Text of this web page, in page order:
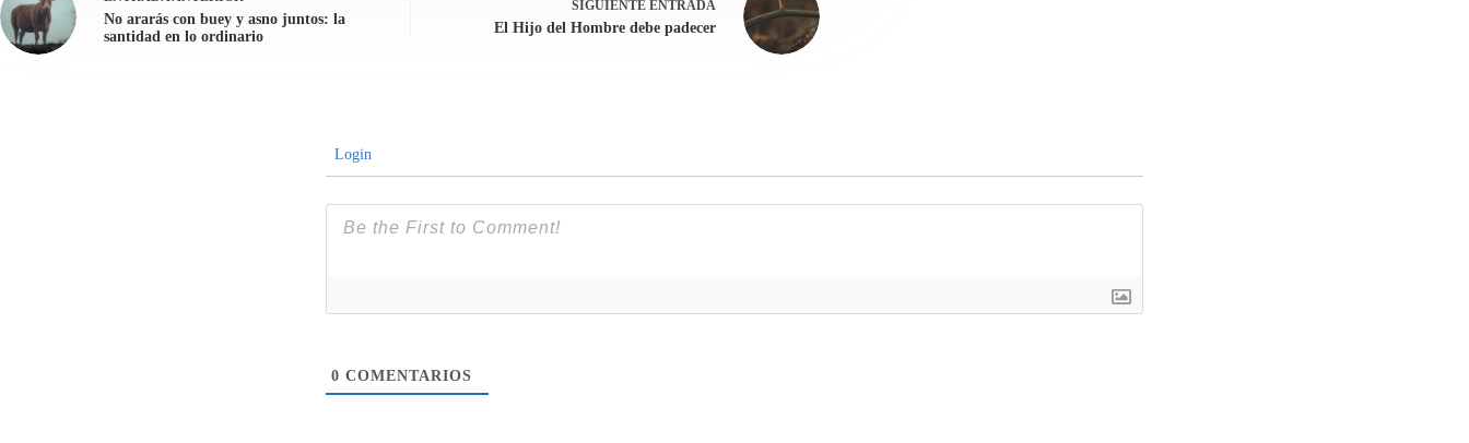
No ararás con buey y asno juntos: la
santidad en lo ordinario
SIGUIENTE ENTRADA
El Hijo del Hombre debe padecer
Login
0 COMENTARIOS